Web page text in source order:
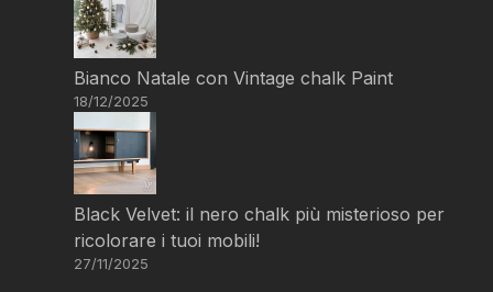
Bianco Natale con Vintage chalk Paint
18/12/2025
Black Velvet: il nero chalk più misterioso per
ricolorare i tuoi mobili!
27/11/2025